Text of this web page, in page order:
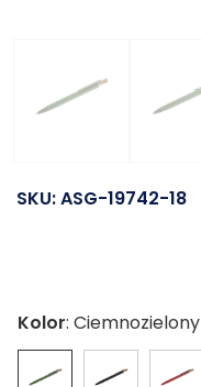
SKU:ASG-19742-18
Kolor: Ciemnozielony